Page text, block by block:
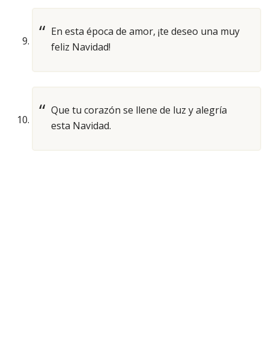
En esta época de amor, ¡te deseo una muy
feliz Navidad!
Que tu corazón se llene de luz y alegría
esta Navidad.